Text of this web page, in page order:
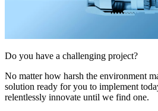
Do you have a challenging project?
No matter how harsh the environment
solution ready for you to implement
relentlessly innovate until we find one.